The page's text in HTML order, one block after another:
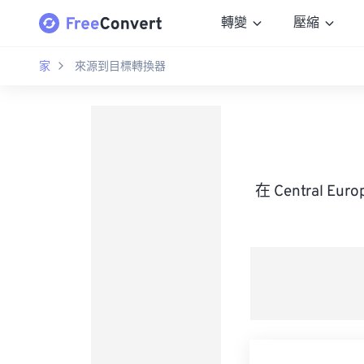
轉變 壓縮
家 來源到目標轉換器
在 Central